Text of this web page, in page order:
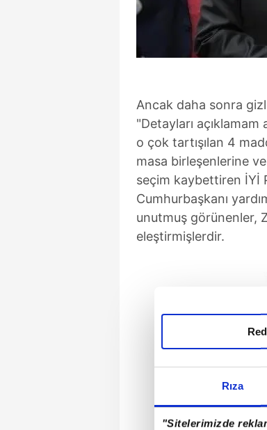
Rıza
"Sitelerimizde
Ancak daha sonra
"Detayları
o çok tartışılan 4
masa birleşenlerine
seçim kaybettiren İYİ
Cumhurbaşkanı
unutmuş görünenler,
eleştirmişlerdir.